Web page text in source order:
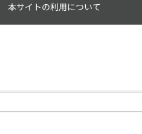
本サイトの利用について